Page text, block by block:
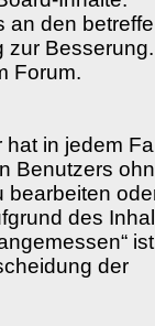
an den
zur Besserung.
Forum.
hat in jedem
Benutzers
bearbeiten
des
der